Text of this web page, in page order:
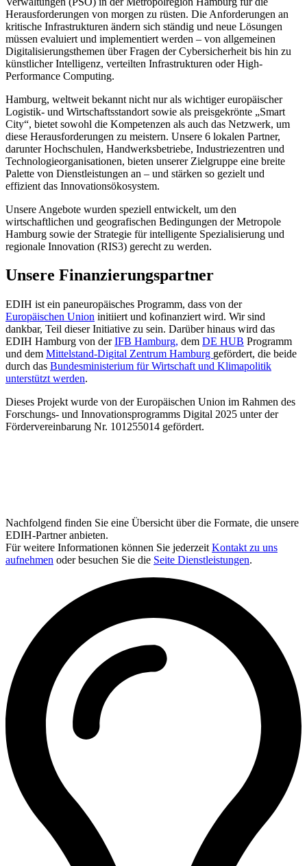
Herausforderungen von morgen zu rüsten. Die Anforderungen an
kritische Infrastrukturen ändern sich ständig und neue Lösungen
müssen evaluiert und implementiert werden – von allgemeinen
Digitalisierungsthemen über Fragen der Cybersicherheit bis hin zu
künstlicher Intelligenz, verteilten Infrastrukturen oder High-
Performance Computing.
Hamburg, weltweit bekannt nicht nur als wichtiger europäischer
Logistik- und Wirtschaftsstandort sowie als preisgekrönte „Smart
City“, bietet sowohl die Kompetenzen als auch das Netzwerk, um
diese Herausforderungen zu meistern. Unsere 6 lokalen Partner,
darunter Hochschulen, Handwerksbetriebe, Industriezentren und
Technologieorganisationen, bieten unserer Zielgruppe eine breite
Palette von Dienstleistungen an – und stärken so gezielt und
effizient das Innovationsökosystem.
Unsere Angebote wurden speziell entwickelt, um den
wirtschaftlichen und geografischen Bedingungen der Metropole
Hamburg sowie der Strategie für intelligente Spezialisierung und
regionale Innovation (RIS3) gerecht zu werden.
Unsere Finanzierungspartner
EDIH ist ein paneuropäisches Programm, dass von der
Europäischen Union initiiert und kofinanziert wird. Wir sind
dankbar, Teil dieser Initiative zu sein. Darüber hinaus wird das
EDIH Hamburg von derIFB Hamburg, dem DE HUB Programm
und dem Mittelstand-Digital Zentrum Hamburg gefördert, die beide
durch das Bundesministerium für Wirtschaft und Klimapolitik
unterstützt werden.
Dieses Projekt wurde von der Europäischen Union im Rahmen des
Forschungs- und Innovationsprogramms Digital 2025 unter der
Fördervereinbarung Nr. 101255014 gefördert.
Nachfolgend finden Sie eine Übersicht über die Formate, die unsere
EDIH-Partner anbieten.
Für weitere Informationen können Sie jederzeit Kontakt zu uns
aufnehmen oder besuchen Sie die Seite Dienstleistungen.